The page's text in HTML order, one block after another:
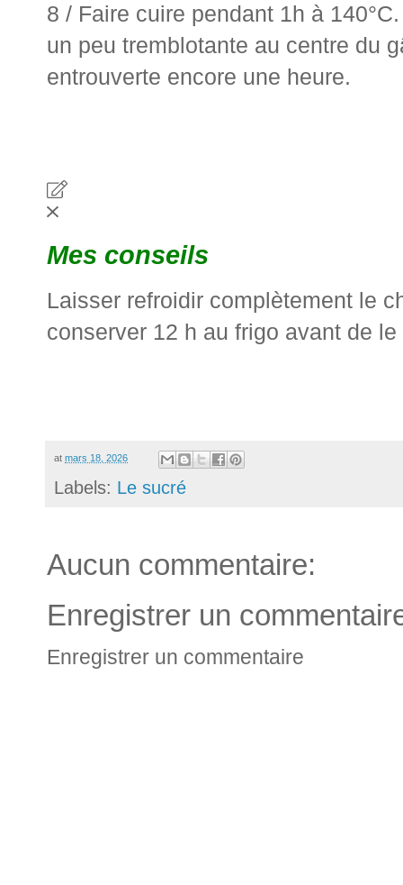
8 / Faire cuire pendant 1h à
un peu tremblotante au centre du
entrouverte encore une heure.
Mes conseils
Laisser refroidir complètement le
conserver 12 h au frigo avant de le
at mars 18, 2026
Labels: Le sucré
Aucun commentaire:
Enregistrer un
Enregistrer un commentaire